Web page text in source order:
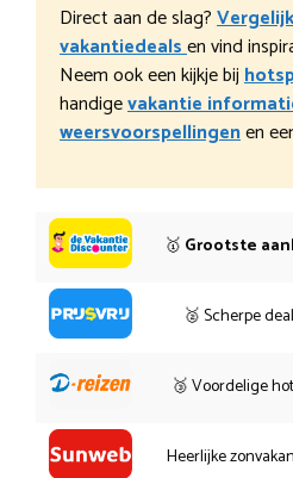
Direct aan de slag?
vakantiedealsen vind
Neem ook een kijkje bij
handigevakantie
weersvoorspellingenen
🥇 Grootste
🥈 Scherpe
🥉 Voordelige
Heerlijke